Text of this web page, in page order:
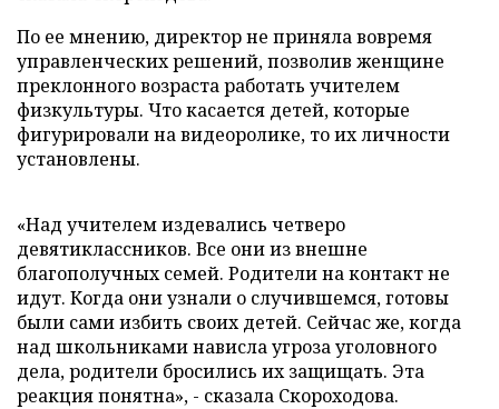
По ее мнению, директор не приняла вовремя
управленческих решений, позволив женщине
преклонного возраста работать учителем
физкультуры. Что касается детей, которые
фигурировали на видеоролике, то их личности
установлены.
«Над учителем издевались четверо
девятиклассников. Все они из внешне
благополучных семей. Родители на контакт не
идут. Когда они узнали о случившемся, готовы
были сами избить своих детей. Сейчас же, когда
над школьниками нависла угроза уголовного
дела, родители бросились их защищать. Эта
реакция понятна», - сказала Скороходова.